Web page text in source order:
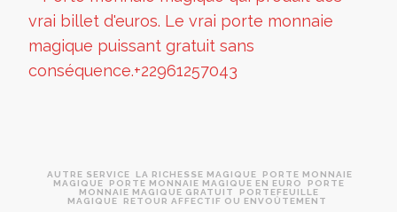
AUTRE SERVICE LA RICHESSE MAGIQUE
PORTE MONNAIE
MAGIQUE
PORTE MONNAIE MAGIQUE EN EURO
PORTE
MONNAIE MAGIQUE GRATUIT
PORTEFEUILLE
MAGIQUE
RETOUR AFFECTIF OU ENVOÛTEMENT